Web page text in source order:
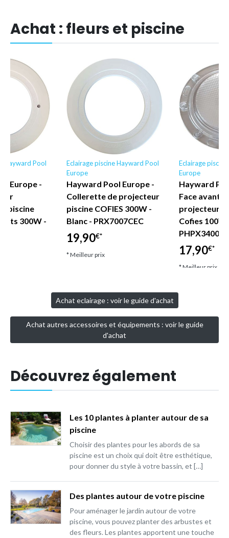
Achat : fleurs et piscine
Hayward Pool
Europe -
piscine
300W -
Eclairage piscine Hayward Pool
Europe
Hayward Pool Europe -
Collerette de projecteur
piscine COFIES 300W -
Blanc - PRX7007CEC
19,90€*
* Meilleur prix
Eclairage
Europe
Hayward
Face avant
projecteur
Cofies 100W
PHPX34004
17,90€*
* Meilleur prix
Achat eclairage : voir le guide d'achat
Achat autres accessoires et équipements : voir le guide
d'achat
Découvrez également
Les 10 plantes à planter autour de sa
piscine
Choisir des plantes pour les abords de sa
piscine est un choix qui doit être esthétique,
pour donner du style à votre bassin, et […]
Des plantes autour de votre piscine
Pour aménager le jardin autour de votre
piscine, vous pouvez planter des arbustes et
des fleurs. Les plantes apportent une touche